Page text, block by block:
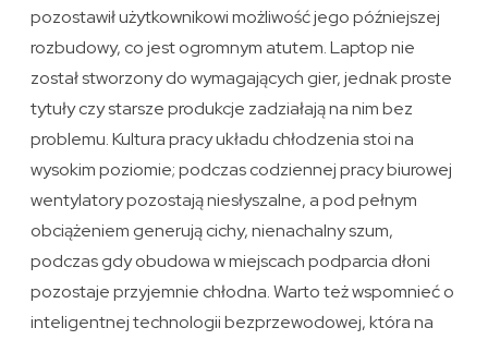
pozostawił użytkownikowi możliwość jego późniejszej
rozbudowy, co jest ogromnym atutem. Laptop nie
został stworzony do wymagających gier, jednak proste
tytuły czy starsze produkcje zadziałają na nim bez
problemu. Kultura pracy układu chłodzenia stoi na
wysokim poziomie; podczas codziennej pracy biurowej
wentylatory pozostają niesłyszalne, a pod pełnym
obciążeniem generują cichy, nienachalny szum,
podczas gdy obudowa w miejscach podparcia dłoni
pozostaje przyjemnie chłodna. Warto też wspomnieć o
inteligentnej technologii bezprzewodowej, która na